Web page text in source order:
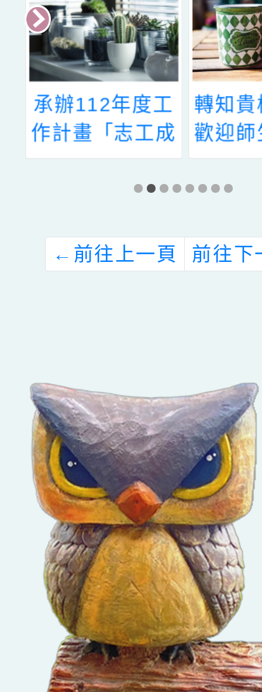
轉知貴校師生，
歡迎師生報名參
加「公視兒少
【小孩酷斯拉
談會」，敬請查
照。
家庭
「十
系列
← 前往上一頁 前往下